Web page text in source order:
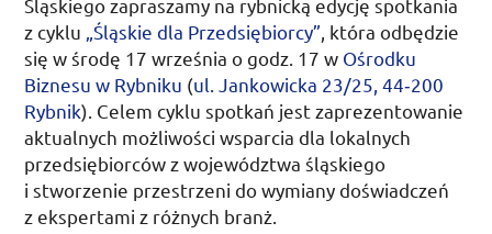
Śląskiego zapraszamy na rybnicką edycję spotkania
z cyklu „Śląskie dla Przedsiębiorcy” , która odbędzie
się wśrodę 17 września ogodz. 17 w Ośrodku
Biznesu w Rybniku (ul.
Jankowicka 23/25, 44‑200
Rybnik). Celem cyklu spotkań jest zaprezentowanie
aktualnych możliwości wsparcia dla lokalnych
przedsiębiorców z województwa śląskiego
i stworzenie przestrzeni do wymiany doświadczeń
z ekspertami z różnych branż.